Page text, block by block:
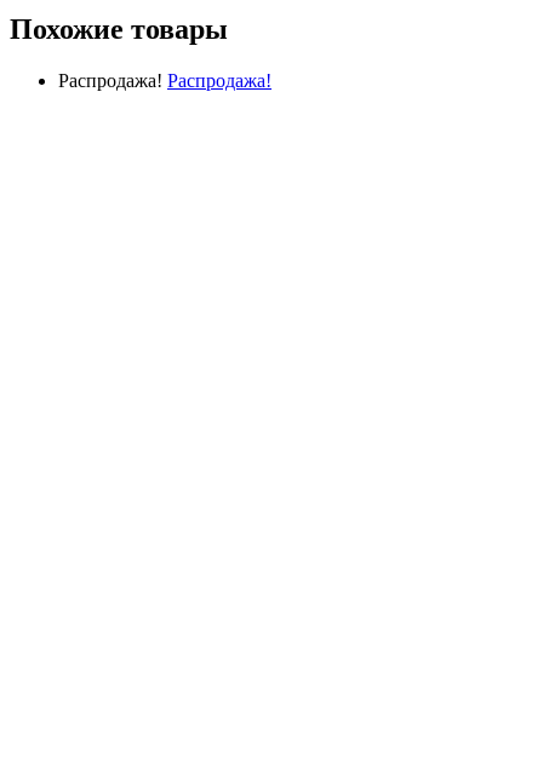
ручкой
Похожие товары
Распродажа! Распродажа!